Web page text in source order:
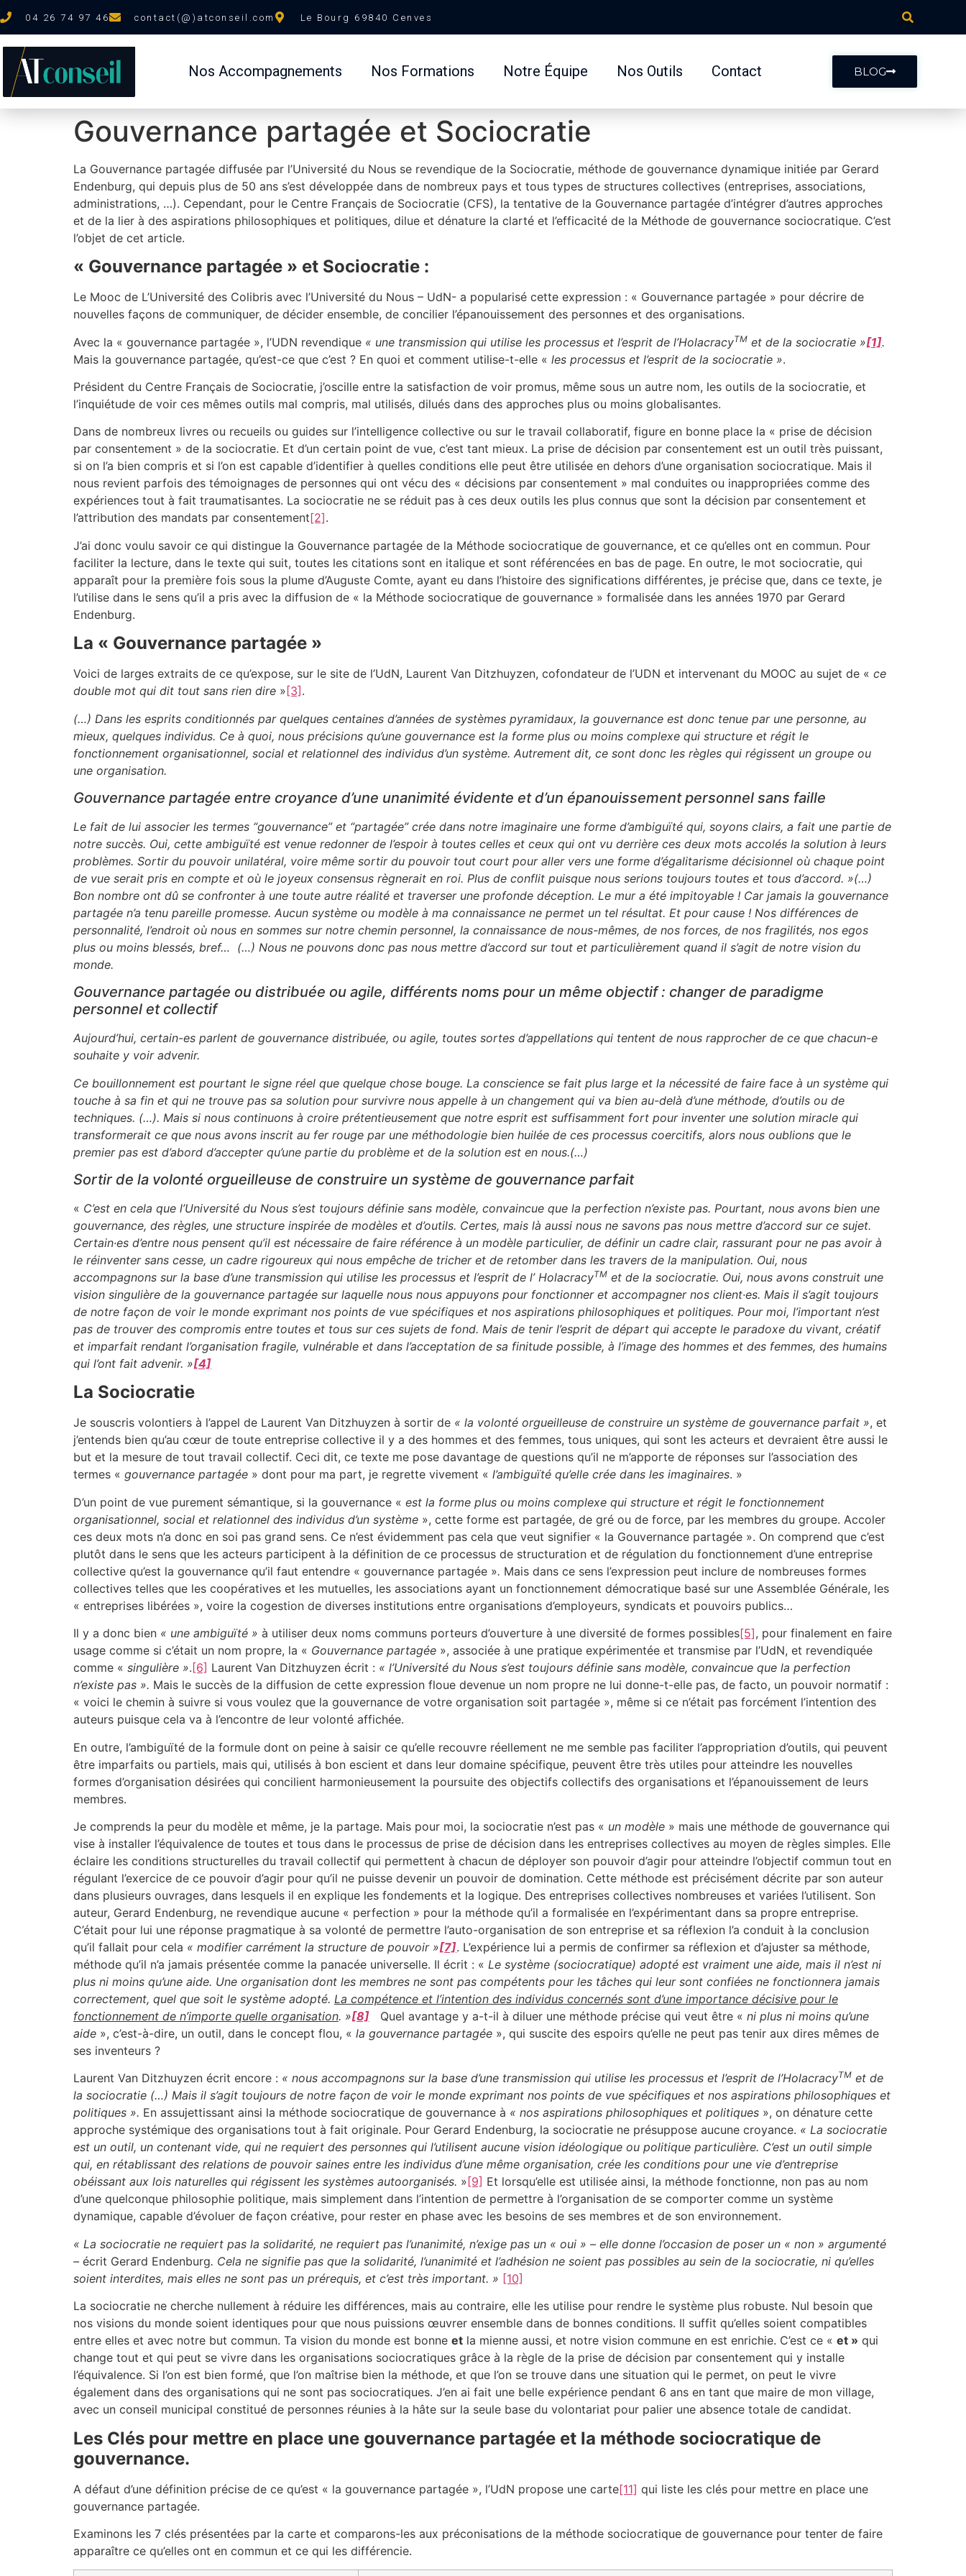
04 26 74 97 46 contact(@)atconseil.com Le Bourg 69840 Cenves
Nos Accompagnements Nos Formations Notre Équipe Nos Outils Contact BLOG
Gouvernance partagée et Sociocratie
La Gouvernance partagée diffusée par l’Université du Nous se revendique de la Sociocratie, méthode de gouvernance dynamique initiée par Gerard
Endenburg, qui depuis plus de 50 ans s’est développée dans de nombreux pays et tous types de structures collectives (entreprises, associations,
administrations, …). Cependant, pour le Centre Français de Sociocratie (CFS), la tentative de la Gouvernance partagée d’intégrer d’autres approches
et de la lier à des aspirations philosophiques et politiques, dilue et dénature la clarté et l’efficacité de la Méthode de gouvernance sociocratique. C’est
l’objet de cet article.
« Gouvernance partagée » et Sociocratie :
Le Mooc de L’Université des Colibris avec l’Université du Nous – UdN- a popularisé cette expression : « Gouvernance partagée » pour décrire de
nouvelles façons de communiquer, de décider ensemble, de concilier l’épanouissement des personnes et des organisations.
Avec la « gouvernance partagée », l’UDN revendique « une transmission qui utilise les processus et l’esprit de l’HolacracyTM et de la sociocratie »[1].
Mais la gouvernance partagée, qu’est-ce que c’est ? En quoi et comment utilise-t-elle « les processus et l’esprit de la sociocratie ».
Président du Centre Français de Sociocratie, j’oscille entre la satisfaction de voir promus, même sous un autre nom, les outils de la sociocratie, et
l’inquiétude de voir ces mêmes outils mal compris, mal utilisés, dilués dans des approches plus ou moins globalisantes.
Dans de nombreux livres ou recueils ou guides sur l’intelligence collective ou sur le travail collaboratif, figure en bonne place la « prise de décision
par consentement » de la sociocratie. Et d’un certain point de vue, c’est tant mieux. La prise de décision par consentement est un outil très puissant,
si on l’a bien compris et si l’on est capable d’identifier à quelles conditions elle peut être utilisée en dehors d’une organisation sociocratique. Mais il
nous revient parfois des témoignages de personnes qui ont vécu des « décisions par consentement » mal conduites ou inappropriées comme des
expériences tout à fait traumatisantes. La sociocratie ne se réduit pas à ces deux outils les plus connus que sont la décision par consentement et
l’attribution des mandats par consentement[2].
J’ai donc voulu savoir ce qui distingue la Gouvernance partagée de la Méthode sociocratique de gouvernance, et ce qu’elles ont en commun. Pour
faciliter la lecture, dans le texte qui suit, toutes les citations sont en italique et sont référencées en bas de page. En outre, le mot sociocratie, qui
apparaît pour la première fois sous la plume d’Auguste Comte, ayant eu dans l’histoire des significations différentes, je précise que, dans ce texte, je
l’utilise dans le sens qu’il a pris avec la diffusion de « la Méthode sociocratique de gouvernance » formalisée dans les années 1970 par Gerard
Endenburg.
La « Gouvernance partagée »
Voici de larges extraits de ce qu’expose, sur le site de l’UdN, Laurent Van Ditzhuyzen, cofondateur de l’UDN et intervenant du MOOC au sujet de « ce
double mot qui dit tout sans rien dire » [3] .
(…) Dans les esprits conditionnés par quelques centaines d’années de systèmes pyramidaux, la gouvernance est donc tenue par une personne, au
mieux, quelques individus. Ce à quoi, nous précisions qu’une gouvernance est la forme plus ou moins complexe qui structure et régit le
fonctionnement organisationnel, social et relationnel des individus d’un système. Autrement dit, ce sont donc les règles qui régissent un groupe ou
une organisation.
Gouvernance partagée entre croyance d’une unanimité évidente et d’un épanouissement personnel sans faille
Le fait de lui associer les termes “gouvernance” et “partagée” crée dans notre imaginaire une forme d’ambiguïté qui, soyons clairs, a fait une partie de
notre succès. Oui, cette ambiguïté est venue redonner de l’espoir à toutes celles et ceux qui ont vu derrière ces deux mots accolés la solution à leurs
problèmes. Sortir du pouvoir unilatéral, voire même sortir du pouvoir tout court pour aller vers une forme d’égalitarisme décisionnel où chaque point
de vue serait pris en compte et où le joyeux consensus règnerait en roi. Plus de conflit puisque nous serions toujours toutes et tous d’accord. »(…)
Bon nombre ont dû se confronter à une toute autre réalité et traverser une profonde déception. Le mur a été impitoyable ! Car jamais la gouvernance
partagée n’a tenu pareille promesse. Aucun système ou modèle à ma connaissance ne permet un tel résultat. Et pour cause ! Nos différences de
personnalité, l’endroit où nous en sommes sur notre chemin personnel, la connaissance de nous-mêmes, de nos forces, de nos fragilités, nos egos
plus ou moins blessés, bref… (…) Nous ne pouvons donc pas nous mettre d’accord sur tout et particulièrement quand il s’agit de notre vision du
monde.
Gouvernance partagée ou distribuée ou agile, différents noms pour un même objectif : changer de paradigme
personnel et collectif
Aujourd’hui, certain-es parlent de gouvernance distribuée, ou agile, toutes sortes d’appellations qui tentent de nous rapprocher de ce que chacun-e
souhaite y voir advenir.
Ce bouillonnement est pourtant le signe réel que quelque chose bouge. La conscience se fait plus large et la nécessité de faire face à un système qui
touche à sa fin et qui ne trouve pas sa solution pour survivre nous appelle à un changement qui va bien au-delà d’une méthode, d’outils ou de
techniques. (…). Mais si nous continuons à croire prétentieusement que notre esprit est suffisamment fort pour inventer une solution miracle qui
transformerait ce que nous avons inscrit au fer rouge par une méthodologie bien huilée de ces processus coercitifs, alors nous oublions que le
premier pas est d’abord d’accepter qu’une partie du problème et de la solution est en nous.(…)
Sortir de la volonté orgueilleuse de construire un système de gouvernance parfait
« C’est en cela que l’Université du Nous s’est toujours définie sans modèle, convaincue que la perfection n’existe pas. Pourtant, nous avons bien une
gouvernance, des règles, une structure inspirée de modèles et d’outils. Certes, mais là aussi nous ne savons pas nous mettre d’accord sur ce sujet.
Certain·es d’entre nous pensent qu’il est nécessaire de faire référence à un modèle particulier, de définir un cadre clair, rassurant pour ne pas avoir à
le réinventer sans cesse, un cadre rigoureux qui nous empêche de tricher et de retomber dans les travers de la manipulation. Oui, nous
accompagnons sur la base d’une transmission qui utilise les processus et l’esprit de l’ HolacracyTM et de la sociocratie. Oui, nous avons construit une
vision singulière de la gouvernance partagée sur laquelle nous nous appuyons pour fonctionner et accompagner nos client·es. Mais il s’agit toujours
de notre façon de voir le monde exprimant nos points de vue spécifiques et nos aspirations philosophiques et politiques. Pour moi, l’important n’est
pas de trouver des compromis entre toutes et tous sur ces sujets de fond. Mais de tenir l’esprit de départ qui accepte le paradoxe du vivant, créatif
et imparfait rendant l’organisation fragile, vulnérable et dans l’acceptation de sa finitude possible, à l’image des hommes et des femmes, des humains
qui l’ont fait advenir. »[4]
La Sociocratie
Je souscris volontiers à l’appel de Laurent Van Ditzhuyzen à sortir de « la volonté orgueilleuse de construire un système de gouvernance parfait », et
j’entends bien qu’au cœur de toute entreprise collective il y a des hommes et des femmes, tous uniques, qui sont les acteurs et devraient être aussi le
but et la mesure de tout travail collectif. Ceci dit, ce texte me pose davantage de questions qu’il ne m’apporte de réponses sur l’association des
termes « gouvernance partagée » dont pour ma part, je regrette vivement « l’ambiguïté qu’elle crée dans les imaginaires. »
D’un point de vue purement sémantique, si la gouvernance « est la forme plus ou moins complexe qui structure et régit le fonctionnement
organisationnel, social et relationnel des individus d’un système », cette forme est partagée, de gré ou de force, par les membres du groupe. Accoler
ces deux mots n’a donc en soi pas grand sens. Ce n’est évidemment pas cela que veut signifier « la Gouvernance partagée ». On comprend que c’est
plutôt dans le sens que les acteurs participent à la définition de ce processus de structuration et de régulation du fonctionnement d’une entreprise
collective qu’est la gouvernance qu’il faut entendre « gouvernance partagée ». Mais dans ce sens l’expression peut inclure de nombreuses formes
collectives telles que les coopératives et les mutuelles, les associations ayant un fonctionnement démocratique basé sur une Assemblée Générale, les
« entreprises libérées », voire la cogestion de diverses institutions entre organisations d’employeurs, syndicats et pouvoirs publics…
Il y a donc bien « une ambiguïté » à utiliser deux noms communs porteurs d’ouverture à une diversité de formes possibles[5], pour finalement en faire
usage comme si c’était un nom propre, la « Gouvernance partagée », associée à une pratique expérimentée et transmise par l’UdN, et revendiquée
comme « singulière ». [6] Laurent Van Ditzhuyzen écrit : « l’Université du Nous s’est toujours définie sans modèle, convaincue que la perfection
n’existe pas ». Mais le succès de la diffusion de cette expression floue devenue un nom propre ne lui donne-t-elle pas, de facto, un pouvoir normatif :
« voici le chemin à suivre si vous voulez que la gouvernance de votre organisation soit partagée », même si ce n’était pas forcément l’intention des
auteurs puisque cela va à l’encontre de leur volonté affichée.
En outre, l’ambiguïté de la formule dont on peine à saisir ce qu’elle recouvre réellement ne me semble pas faciliter l’appropriation d’outils, qui peuvent
être imparfaits ou partiels, mais qui, utilisés à bon escient et dans leur domaine spécifique, peuvent être très utiles pour atteindre les nouvelles
formes d’organisation désirées qui concilient harmonieusement la poursuite des objectifs collectifs des organisations et l’épanouissement de leurs
membres.
Je comprends la peur du modèle et même, je la partage. Mais pour moi, la sociocratie n’est pas « un modèle » mais une méthode de gouvernance qui
vise à installer l’équivalence de toutes et tous dans le processus de prise de décision dans les entreprises collectives au moyen de règles simples. Elle
éclaire les conditions structurelles du travail collectif qui permettent à chacun de déployer son pouvoir d’agir pour atteindre l’objectif commun tout en
régulant l’exercice de ce pouvoir d’agir pour qu’il ne puisse devenir un pouvoir de domination. Cette méthode est précisément décrite par son auteur
dans plusieurs ouvrages, dans lesquels il en explique les fondements et la logique. Des entreprises collectives nombreuses et variées l’utilisent. Son
auteur, Gerard Endenburg, ne revendique aucune « perfection » pour la méthode qu’il a formalisée en l’expérimentant dans sa propre entreprise.
C’était pour lui une réponse pragmatique à sa volonté de permettre l’auto-organisation de son entreprise et sa réflexion l’a conduit à la conclusion
qu’il fallait pour cela « modifier carrément la structure de pouvoir »[7]. L’expérience lui a permis de confirmer sa réflexion et d’ajuster sa méthode,
méthode qu’il n’a jamais présentée comme la panacée universelle. Il écrit : « Le système (sociocratique) adopté est vraiment une aide, mais il n’est ni
plus ni moins qu’une aide. Une organisation dont les membres ne sont pas compétents pour les tâches qui leur sont confiées ne fonctionnera jamais
correctement, quel que soit le système adopté. La compétence et l’intention des individus concernés sont d’une importance décisive pour le
fonctionnement de n’importe quelle organisation. »[8] Quel avantage y a-t-il à diluer une méthode précise qui veut être « ni plus ni moins qu’une
aide », c’est-à-dire, un outil, dans le concept flou, « la gouvernance partagée », qui suscite des espoirs qu’elle ne peut pas tenir aux dires mêmes de
ses inventeurs ?
Laurent Van Ditzhuyzen écrit encore : « nous accompagnons sur la base d’une transmission qui utilise les processus et l’esprit de l’HolacracyTM et de
la sociocratie (…) Mais il s’agit toujours de notre façon de voir le monde exprimant nos points de vue spécifiques et nos aspirations philosophiques et
politiques ». En assujettissant ainsi la méthode sociocratique de gouvernance à « nos aspirations philosophiques et politiques », on dénature cette
approche systémique des organisations tout à fait originale. Pour Gerard Endenburg, la sociocratie ne présuppose aucune croyance. « La sociocratie
est un outil, un contenant vide, qui ne requiert des personnes qui l’utilisent aucune vision idéologique ou politique particulière. C’est un outil simple
qui, en rétablissant des relations de pouvoir saines entre les individus d’une même organisation, crée les conditions pour une vie d’entreprise
obéissant aux lois naturelles qui régissent les systèmes autoorganisés. » [9] Et lorsqu’elle est utilisée ainsi, la méthode fonctionne, non pas au nom
d’une quelconque philosophie politique, mais simplement dans l’intention de permettre à l’organisation de se comporter comme un système
dynamique, capable d’évoluer de façon créative, pour rester en phase avec les besoins de ses membres et de son environnement.
« La sociocratie ne requiert pas la solidarité, ne requiert pas l’unanimité, n’exige pas un « oui » – elle donne l’occasion de poser un « non » argumenté
– écrit Gerard Endenburg. Cela ne signifie pas que la solidarité, l’unanimité et l’adhésion ne soient pas possibles au sein de la sociocratie, ni qu’elles
soient interdites, mais elles ne sont pas un prérequis, et c’est très important. » [10]
La sociocratie ne cherche nullement à réduire les différences, mais au contraire, elle les utilise pour rendre le système plus robuste. Nul besoin que
nos visions du monde soient identiques pour que nous puissions œuvrer ensemble dans de bonnes conditions. Il suffit qu’elles soient compatibles
entre elles et avec notre but commun. Ta vision du monde est bonne et la mienne aussi, et notre vision commune en est enrichie. C’est ce « et » qui
change tout et qui peut se vivre dans les organisations sociocratiques grâce à la règle de la prise de décision par consentement qui y installe
l’équivalence. Si l’on est bien formé, que l’on maîtrise bien la méthode, et que l’on se trouve dans une situation qui le permet, on peut le vivre
également dans des organisations qui ne sont pas sociocratiques. J’en ai fait une belle expérience pendant 6 ans en tant que maire de mon village,
avec un conseil municipal constitué de personnes réunies à la hâte sur la seule base du volontariat pour palier une absence totale de candidat.
Les Clés pour mettre en place une gouvernance partagée et la méthode sociocratique de
gouvernance.
A défaut d’une définition précise de ce qu’est « la gouvernance partagée », l’UdN propose une carte[11] qui liste les clés pour mettre en place une
gouvernance partagée.
Examinons les 7 clés présentées par la carte et comparons-les aux préconisations de la méthode sociocratique de gouvernance pour tenter de faire
apparaître ce qu’elles ont en commun et ce qui les différencie.